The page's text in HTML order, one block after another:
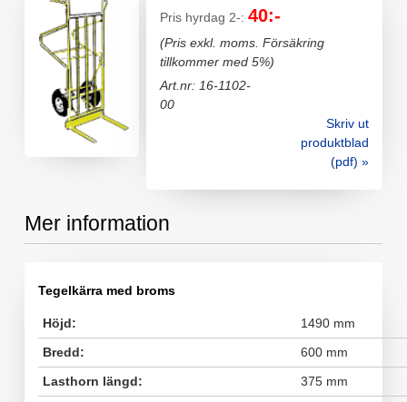
Pris hyrdag 2-:40:-
(Pris exkl. moms. Försäkring
tillkommer med 5%)
Art.nr: 16-1102-
00
Skriv ut
produktblad
(pdf) »
Mer information
Tegelkärra med broms
Höjd:
1490 mm
Bredd:
600 mm
Lasthorn längd:
375 mm